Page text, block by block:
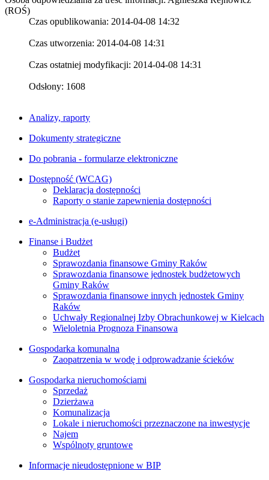
(ROŚ)
Czas opublikowania: 2014-04-08 14:32
Czas utworzenia: 2014-04-08 14:31
Czas ostatniej modyfikacji: 2014-04-08 14:31
Odsłony: 1608
Analizy, raporty
Dokumenty strategiczne
Do pobrania - formularze elektroniczne
Dostępność (WCAG)
Deklaracja dostępności
Raporty o stanie zapewnienia dostępności
e-Administracja (e-usługi)
Finanse i Budżet
Budżet
Sprawozdania finansowe Gminy Raków
Sprawozdania finansowe jednostek budżetowych
Gminy Raków
Sprawozdania finansowe innych jednostek Gminy
Raków
Uchwały Regionalnej Izby Obrachunkowej w Kielcach
Wieloletnia Prognoza Finansowa
Gospodarka komunalna
Zaopatrzenia w wodę i odprowadzanie ścieków
Gospodarka nieruchomościami
Sprzedaż
Dzierżawa
Komunalizacja
Lokale i nieruchomości przeznaczone na inwestycje
Najem
Wspólnoty gruntowe
Informacje nieudostępnione w BIP